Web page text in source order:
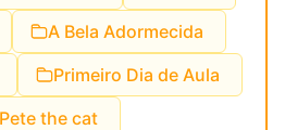
A Bela Adormecida
Primeiro Dia de Aula
the cat